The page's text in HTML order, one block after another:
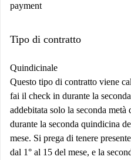
payment
Tipo di contratto
Quindicinale
Questo tipo di contratto viene
fai il check in durante la
addebitata solo la seconda
durante la seconda quindicina
mese. Si prega di tenere
dal 1° al 15 del mese, e la